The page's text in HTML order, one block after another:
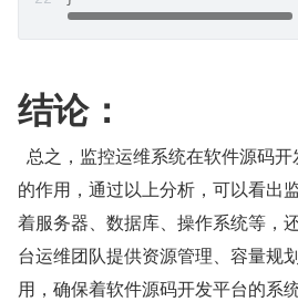
结论：
的作用，通过以上分析，可以看出
着服务器、数据库、操作系统等，
台运维团队提供资源管理、容量规
用，确保着软件源码开发平台的系